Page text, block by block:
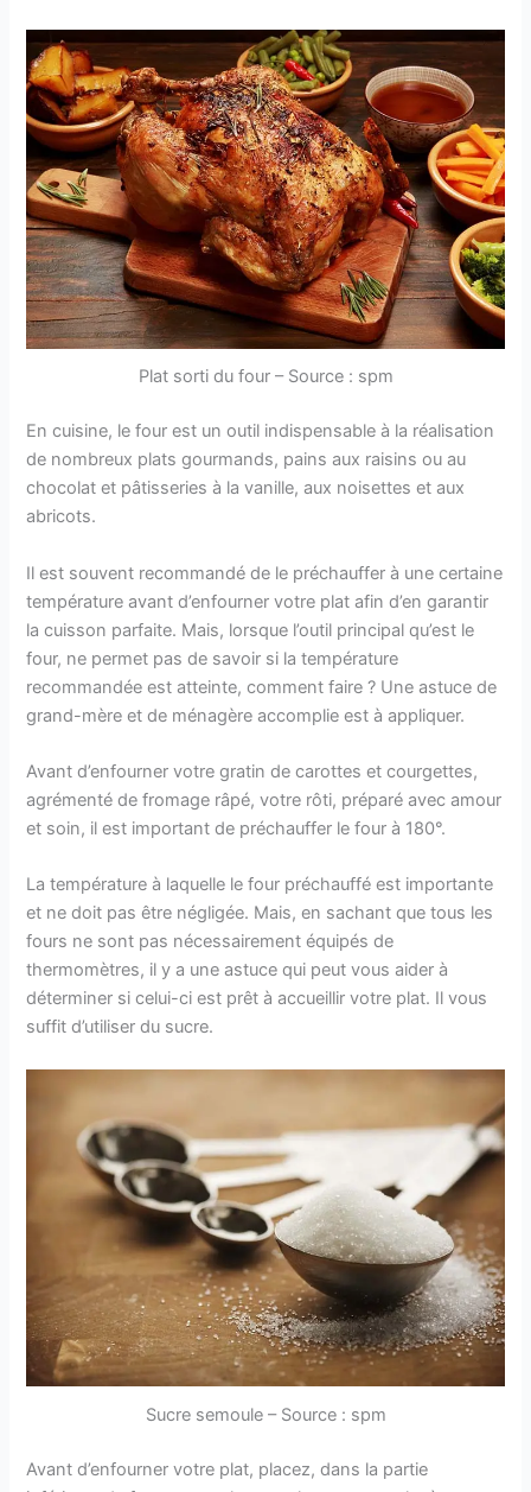
Plat sorti du four – Source : spm
En cuisine, le four est un outil indispensable à la réalisation
de nombreux plats gourmands, pains aux raisins ou au
chocolat et pâtisseries à la vanille, aux noisettes et aux
abricots.
Il est souvent recommandé de le préchauffer à une certaine
température avant d’enfourner votre plat afin d’en garantir
la cuisson parfaite. Mais, lorsque l’outil principal qu’est le
four, ne permet pas de savoir si la température
recommandée est atteinte, comment faire ? Une astuce de
grand-mère et de ménagère accomplie est à appliquer.
Avant d’enfourner votre gratin de carottes et courgettes,
agrémenté de fromage râpé, votre rôti, préparé avec amour
et soin, il est important de préchauffer le four à 180°.
La température à laquelle le four préchauffé est importante
et ne doit pas être négligée. Mais, en sachant que tous les
fours ne sont pas nécessairement équipés de
thermomètres, il y a une astuce qui peut vous aider à
déterminer si celui-ci est prêt à accueillir votre plat. Il vous
suffit d’utiliser du sucre.
Sucre semoule – Source : spm
Avant d’enfourner votre plat, placez, dans la partie